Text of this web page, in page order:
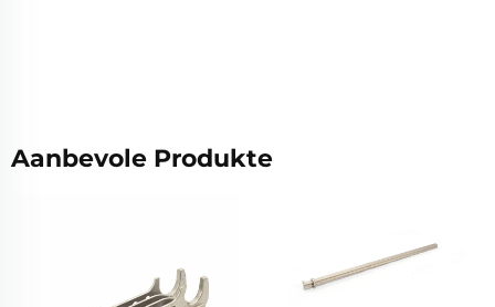
Aanbevole Produkte